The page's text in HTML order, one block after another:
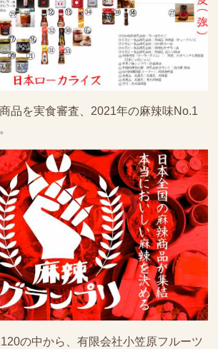
品を実食審査、2021年の麻辣味No.1
の中から、有限会社小笠原フルーツ